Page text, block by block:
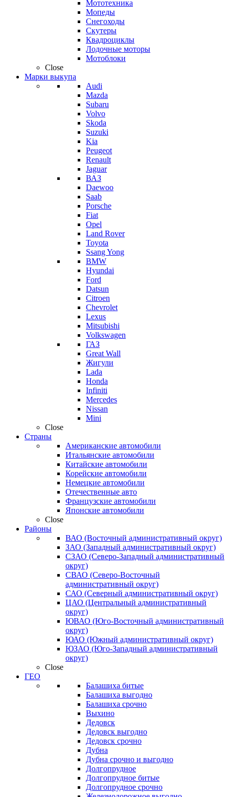
Мототехника
Мопеды
Снегоходы
Скутеры
Квадроциклы
Лодочные моторы
Мотоблоки
Close
Марки выкупа
Audi
Mazda
Subaru
Volvo
Skoda
Suzuki
Kia
Peugeot
Renault
Jaguar
ВАЗ
Daewoo
Saab
Porsche
Fiat
Opel
Land Rover
Toyota
Ssang Yong
BMW
Hyundai
Ford
Datsun
Citroen
Chevrolet
Lexus
Mitsubishi
Volkswagen
ГАЗ
Great Wall
Жигули
Lada
Honda
Infiniti
Mercedes
Nissan
Mini
Close
Страны
Американские автомобили
Итальянские автомобили
Китайские автомобили
Корейские автомобили
Немецкие автомобили
Отечественные авто
Французские автомобили
Японские автомобили
Close
Районы
ВАО (Восточный административный округ)
ЗАО (Западный административный округ)
СЗАО (Северо-Западный административный
округ)
СВАО (Северо-Восточный
административный округ)
САО (Северный административный округ)
ЦАО (Центральный административный
округ)
ЮВАО (Юго-Восточный административный
округ)
ЮАО (Южный административный округ)
ЮЗАО (Юго-Западный административный
округ)
Close
ГЕО
Балашиха битые
Балашиха выгодно
Балашиха срочно
Выхино
Дедовск
Дедовск выгодно
Дедовск срочно
Дубна
Дубна срочно и выгодно
Долгопрудное
Долгопрудное битые
Долгопрудное срочно